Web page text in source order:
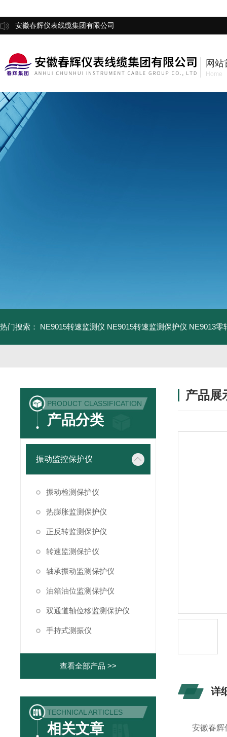
安徽春辉仪表线缆集团有限公司
网站
Home
热门搜索： NE9015转速监测仪 NE9015转速监测保护仪 NE9013零
PRODUCT CLASSIFICATION
产品分类
振动监控保护仪
振动检测保护仪
热膨胀监测保护仪
正反转监测保护仪
转速监测保护仪
轴承振动监测保护仪
油箱油位监测保护仪
双通道轴位移监测保护仪
手持式测振仪
查看全部产品 >>
TECHNICAL ARTICLES
相关文章
产品展
详
安徽春辉